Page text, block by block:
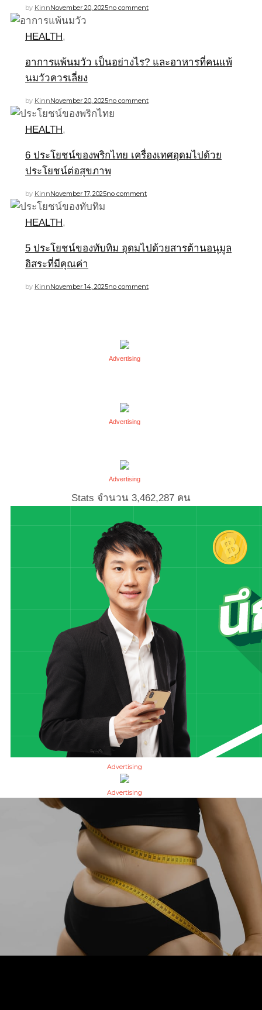
by KinnNovember 20, 2025no comment
HEALTH,
อาการแพ้นมวัว เป็นอย่างไร? และอาหารที่คนแพ้
นมวัวควรเลี่ยง
by KinnNovember 20, 2025no comment
HEALTH,
6 ประโยชน์ของพริกไทย เครื่องเทศอุดมไปด้วย
ประโยชน์ต่อสุขภาพ
by KinnNovember 17, 2025no comment
HEALTH,
5 ประโยชน์ของทับทิม อุดมไปด้วยสารต้านอนุมูล
อิสระที่มีคุณค่า
by KinnNovember 14, 2025no comment
Advertising
Advertising
Advertising
Stats จำนวน 3,462,287 คน
Advertising
Advertising